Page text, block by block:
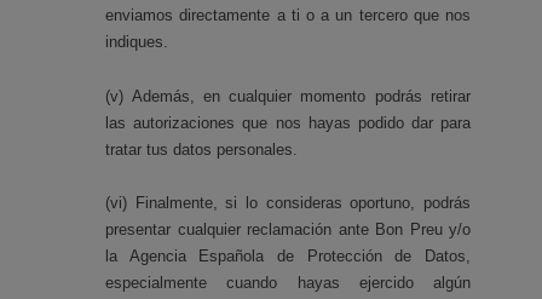
enviamos directamente a ti o a un tercero que nos
indiques.
(v) Además, en cualquier momento podrás retirar
las autorizaciones que nos hayas podido dar para
tratar tus datos personales.
(vi) Finalmente, si lo consideras oportuno, podrás
presentar cualquier reclamación ante Bon Preu y/o
la Agencia Española de Protección de Datos,
especialmente cuando hayas ejercido algún